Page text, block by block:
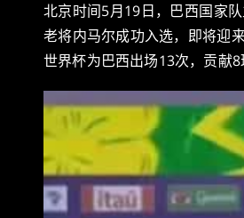
北京时间5月19日，巴西国家
老将内马尔成功入选，即将迎
世界杯为巴西出场13次，贡献